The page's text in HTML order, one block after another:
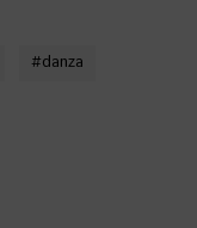
#danza